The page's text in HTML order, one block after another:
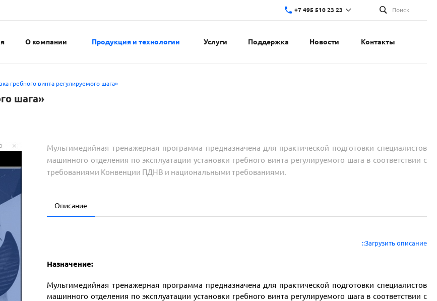
+7 495 510 23 23 Поиск
О компании Продукция и технологии Услуги Поддержка Новости Контакты
гребного винта регулируемого шага»‎
шага»‎
Мультимедийная тренажерная программа предназначена для практической подготовки специалистов
машинного отделения по эксплуатации установки гребного винта регулируемого шага в соответствии с
требованиями Конвенции ПДНВ и национальными требованиями.
Описание
::Загрузить описание
Назначение:
Мультимедийная тренажерная программа предназначена для практической подготовки специалистов
машинного отделения по эксплуатации установки гребного винта регулируемого шага в соответствии с